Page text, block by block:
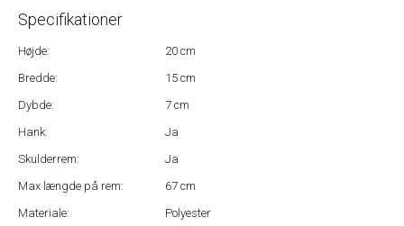
Specifikationer
Højde:
20 cm
Bredde:
15 cm
Dybde:
7 cm
Hank:
Ja
Skulderrem:
Ja
Max længde på rem:
67 cm
Materiale:
Polyester